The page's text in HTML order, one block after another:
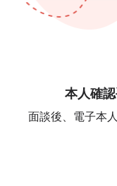
本人確
面談後、電子本